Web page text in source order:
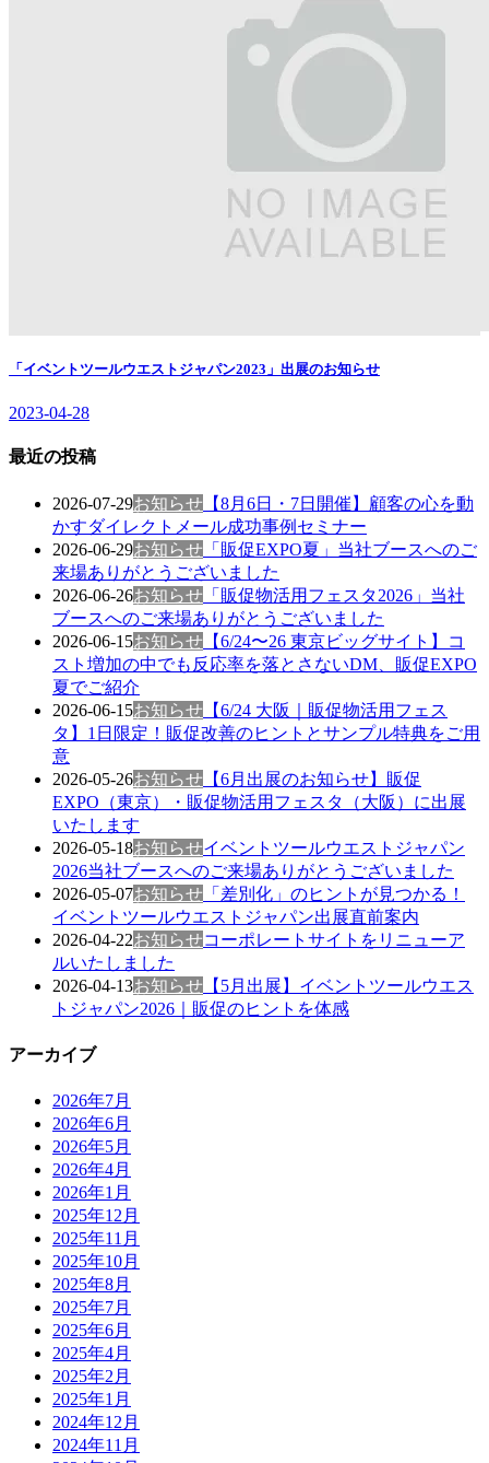
「イベントツールウエストジャパン2023」出展のお知らせ
2023-04-28
最近の投稿
2026-07-29お知らせ 【8月6日・7日開催】顧客の心を動
かすダイレクトメール成功事例セミナー
2026-06-29お知らせ 「販促EXPO夏」当社ブースへのご
来場ありがとうございました
2026-06-26お知らせ 「販促物活用フェスタ2026」当社
ブースへのご来場ありがとうございました
2026-06-15お知らせ 【6/24〜26 東京ビッグサイト】コ
スト増加の中でも反応率を落とさないDM、販促EXPO
夏でご紹介
2026-06-15お知らせ 【6/24 大阪｜販促物活用フェス
タ】1日限定！販促改善のヒントとサンプル特典をご用
意
2026-05-26お知らせ 【6月出展のお知らせ】販促
EXPO（東京）・販促物活用フェスタ（大阪）に出展
いたします
2026-05-18お知らせイベントツールウエストジャパン
2026当社ブースへのご来場ありがとうございました
2026-05-07お知らせ 「差別化」のヒントが見つかる！
イベントツールウエストジャパン出展直前案内
2026-04-22お知らせコーポレートサイトをリニューア
ルいたしました
2026-04-13お知らせ 【5⽉出展】イベントツールウエス
トジャパン2026｜販促のヒントを体感
アーカイブ
2026年7月
2026年6月
2026年5月
2026年4月
2026年1月
2025年12月
2025年11月
2025年10月
2025年8月
2025年7月
2025年6月
2025年4月
2025年2月
2025年1月
2024年12月
2024年11月